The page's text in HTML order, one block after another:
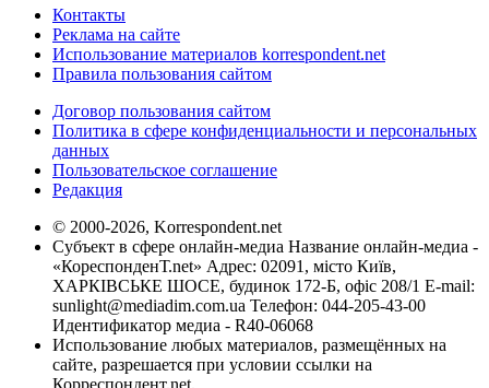
Контакты
Реклама на сайте
Использование материалов korrespondent.net
Правила пользования сайтом
Договор пользования сайтом
Политика в сфере конфиденциальности и персональных
данных
Пользовательское соглашение
Редакция
© 2000-2026, Korrespondent.net
Субъект в сфере онлайн-медиа Название онлайн-медиа -
«КореспонденТ.net» Адрес: 02091, місто Київ,
ХАРКІВСЬКЕ ШОСЕ, будинок 172-Б, офіс 208/1 E-mail:
sunlight@mediadim.com.ua Телефон: 044-205-43-00
Идентификатор медиа - R40-06068
Использование любых материалов, размещённых на
сайте, разрешается при условии ссылки на
Корреспондент.net.